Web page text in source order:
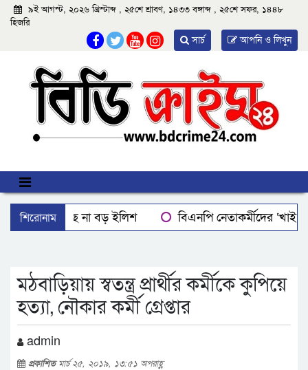
৯ই আগস্ট, ২০২৬ খ্রিস্টাব্দ , ২৫শে শ্রাবণ, ১৪৩৩ বঙ্গাব্দ , ২৫শে সফর, ১৪৪৮
হিজরি
আপনি ও লিখুন
সার্চ
শিরোনাম
বরিশালে মিলছে না বড় ইলিশ
বিএনপি নেতাকর্মীদের ‘খাই
মঠবাড়িয়ায় স্বতন্ত্র প্রার্থীর কর্মীকে কুপিয়ে
হত্যা, নৌকার কর্মী গ্রেপ্তার
admin
প্রকাশিতমার্চ ২৫, ২০১৯, ১৩:৫১ অপরাহ্ণ